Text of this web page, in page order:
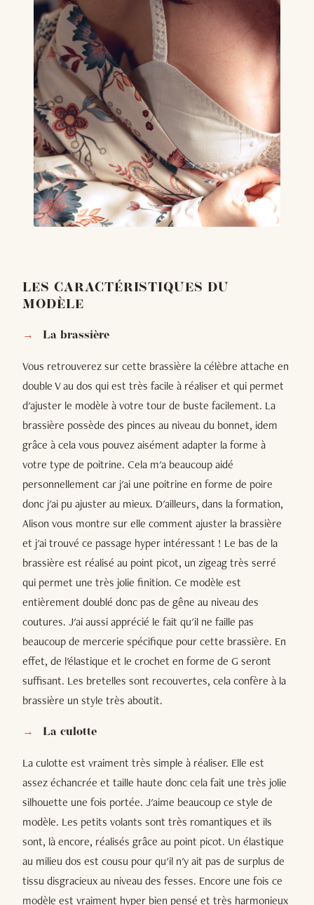
LES CARACTÉRISTIQUES DU
MODÈLE
La brassière
Vous retrouverez sur cette brassière la célèbre attache en
double V au dos qui est très facile à réaliser et qui permet
d'ajuster le modèle à votre tour de buste facilement. La
brassière possède des pinces au niveau du bonnet, idem
grâce à cela vous pouvez aisément adapter la forme à
votre type de poitrine. Cela m'a beaucoup aidé
personnellement car j'ai une poitrine en forme de poire
donc j'ai pu ajuster au mieux. D'ailleurs, dans la formation,
Alison vous montre sur elle comment ajuster la brassière
et j'ai trouvé ce passage hyper intéressant ! Le bas de la
brassière est réalisé au point picot, un zigeag très serré
qui permet une très jolie finition. Ce modèle est
entièrement doublé donc pas de gêne au niveau des
coutures. J'ai aussi apprécié le fait qu'il ne faille pas
beaucoup de mercerie spécifique pour cette brassière. En
effet, de l'élastique et le crochet en forme de G seront
suffisant. Les bretelles sont recouvertes, cela confère à la
brassière un style très aboutit.
La culotte
La culotte est vraiment très simple à réaliser. Elle est
assez échancrée et taille haute donc cela fait une très jolie
silhouette une fois portée. J'aime beaucoup ce style de
modèle. Les petits volants sont très romantiques et ils
sont, là encore, réalisés grâce au point picot. Un élastique
au milieu dos est cousu pour qu'il n'y ait pas de surplus de
tissu disgracieux au niveau des fesses. Encore une fois ce
modèle est vraiment hyper bien pensé et très harmonieux